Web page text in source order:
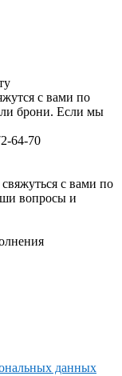
с вами по
брони. Если мы
64-70
с вами по
вопросы и
данных